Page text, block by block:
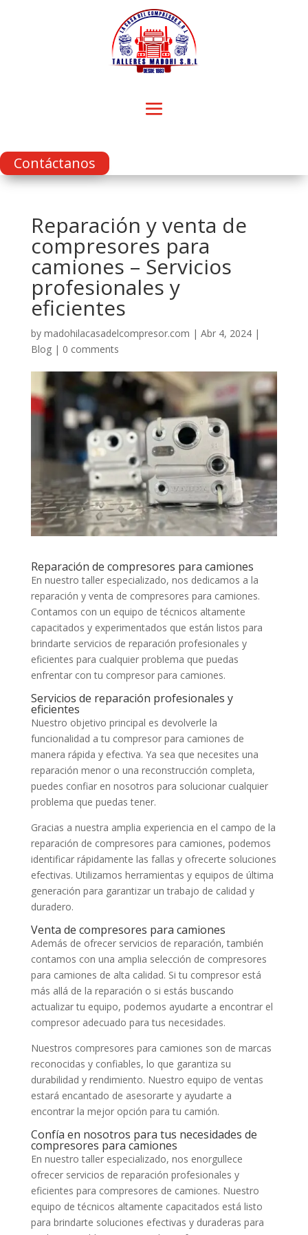
Contáctanos
Reparación y venta de
compresores para
camiones – Servicios
profesionales y
eficientes
by madohilacasadelcompresor.com | Abr 4, 2024|
Blog| 0 comments
Reparación de compresores para camiones
En nuestro taller especializado, nos dedicamos a la
reparación y venta de compresores para camiones.
Contamos con un equipo de técnicos altamente
capacitados y experimentados que están listos para
brindarte servicios de reparación profesionales y
eficientes para cualquier problema que puedas
enfrentar con tu compresor para camiones.
Servicios de reparación profesionales y
eficientes
Nuestro objetivo principal es devolverle la
funcionalidad a tu compresor para camiones de
manera rápida y efectiva. Ya sea que necesites una
reparación menor o una reconstrucción completa,
puedes confiar en nosotros para solucionar cualquier
problema que puedas tener.
Gracias a nuestra amplia experiencia en el campo de la
reparación de compresores para camiones, podemos
identificar rápidamente las fallas y ofrecerte soluciones
efectivas. Utilizamos herramientas y equipos de última
generación para garantizar un trabajo de calidad y
duradero.
Venta de compresores para camiones
Además de ofrecer servicios de reparación, también
contamos con una amplia selección de compresores
para camiones de alta calidad. Si tu compresor está
más allá de la reparación o si estás buscando
actualizar tu equipo, podemos ayudarte a encontrar el
compresor adecuado para tus necesidades.
Nuestros compresores para camiones son de marcas
reconocidas y confiables, lo que garantiza su
durabilidad y rendimiento. Nuestro equipo de ventas
estará encantado de asesorarte y ayudarte a
encontrar la mejor opción para tu camión.
Confía en nosotros para tus necesidades de
compresores para camiones
En nuestro taller especializado, nos enorgullece
ofrecer servicios de reparación profesionales y
eficientes para compresores de camiones. Nuestro
equipo de técnicos altamente capacitados está listo
para brindarte soluciones efectivas y duraderas para